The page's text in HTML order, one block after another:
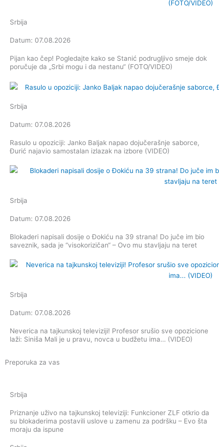
Srbija
Datum: 07.08.2026
Pijan kao čep! Pogledajte kako se Stanić podrugljivo smeje dok
poručuje da „Srbi mogu i da nestanu“ (FOTO/VIDEO)
Srbija
Datum: 07.08.2026
Rasulo u opoziciji: Janko Baljak napao dojučerašnje saborce,
Đurić najavio samostalan izlazak na izbore (VIDEO)
Srbija
Datum: 07.08.2026
Blokaderi napisali dosije o Đokiću na 39 strana! Do juče im bio
saveznik, sada je “visokorizičan“ – Ovo mu stavljaju na teret
Srbija
Datum: 07.08.2026
Neverica na tajkunskoj televiziji! Profesor srušio sve opozicione
laži: Siniša Mali je u pravu, novca u budžetu ima… (VIDEO)
Preporuka za vas
Srbija
Priznanje uživo na tajkunskoj televiziji: Funkcioner ZLF otkrio da
su blokaderima postavili uslove u zamenu za podršku – Evo šta
moraju da ispune